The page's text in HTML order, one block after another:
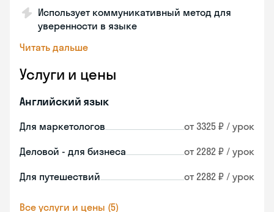
Использует коммуникативный метод для
уверенности в языке
Читать дальше
Услуги и цены
Английский язык
Для маркетологов от 3325 ₽ / урок
Деловой - для бизнеса от 2282 ₽ / урок
Для путешествий от 2282 ₽ / урок
Все услуги и цены (5)